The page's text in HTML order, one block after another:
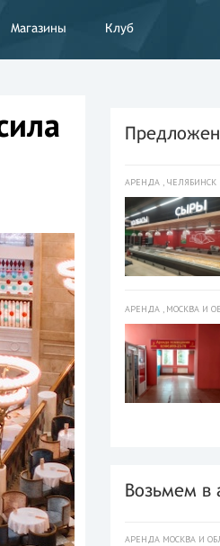
Магазины Клуб
АРЕНДА , ЧЕЛЯБИНСК
АРЕНДА , МОСКВА И
Возьмем в
АРЕНДА МОСКВА И